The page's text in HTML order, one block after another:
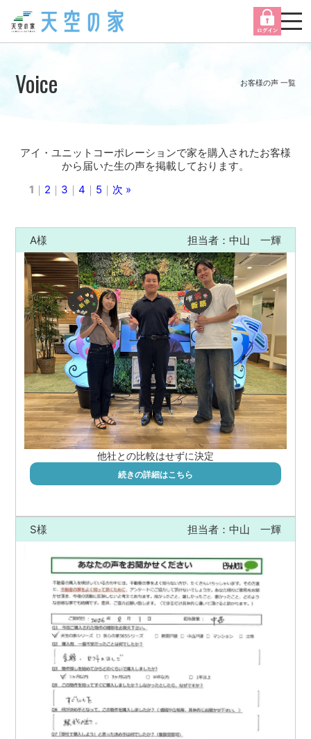
Voice お客様の声 一覧
アイ・ユニットコーポレーションで家を購入されたお客様
から届いた生の声を掲載しております。
1 ｜ 2 ｜ 3 ｜4 ｜ 5 ｜ 次 »
A様 担当者：中山 一輝
他社との比較はせずに決定
続きの詳細はこちら
S様 担当者：中山 一輝